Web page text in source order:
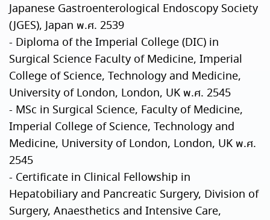
Japanese Gastroenterological Endoscopy Society
(JGES), Japan พ.ศ. 2539
- Diploma of the Imperial College (DIC) in
Surgical Science Faculty of Medicine, Imperial
College of Science, Technology and Medicine,
University of London, London, UK พ.ศ. 2545
- MSc in Surgical Science, Faculty of Medicine,
Imperial College of Science, Technology and
Medicine, University of London, London, UK พ.ศ.
2545
- Certificate in Clinical Fellowship in
Hepatobiliary and Pancreatic Surgery, Division of
Surgery, Anaesthetics and Intensive Care,